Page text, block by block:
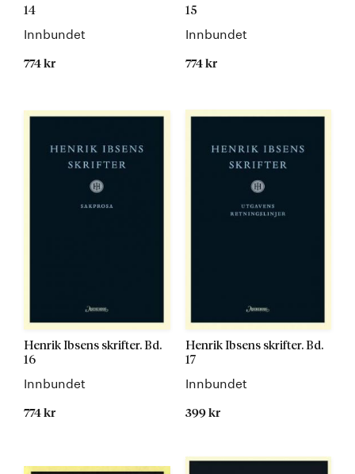
14
Innbundet
774 kr
15
Innbundet
774 kr
Henrik Ibsens skrifter. Bd.
16
Innbundet
774 kr
Henrik Ibsens skrifter. Bd.
17
Innbundet
399 kr